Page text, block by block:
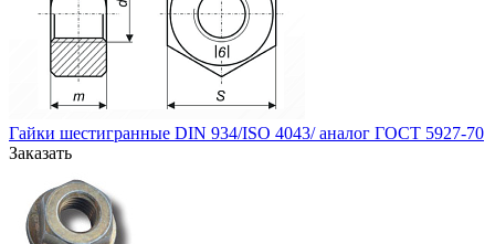
Гайки шестигранные DIN 934/ISO 4043/ аналог ГОСТ 5927-70
Заказать